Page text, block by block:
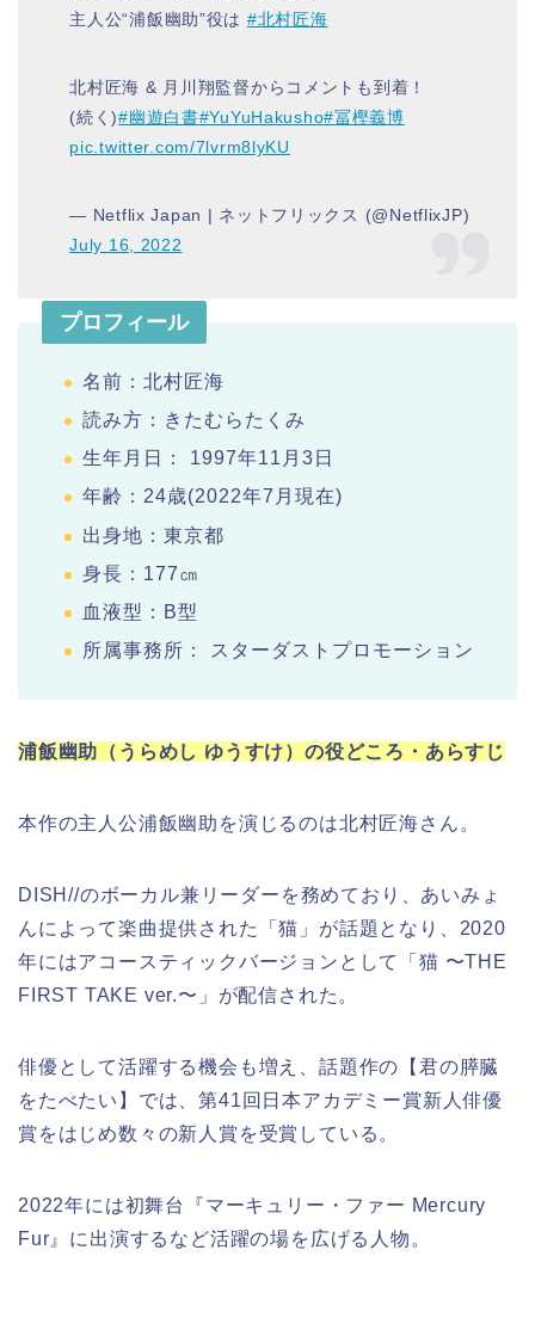
主人公“浦飯幽助”役は #北村匠海
北村匠海 & 月川翔監督からコメントも到着！
(続く)#幽遊白書#YuYuHakusho#冨樫義博
pic.twitter.com/7lvrm8lyKU
— Netflix Japan | ネットフリックス (@NetflixJP)
July 16, 2022
プロフィール
名前：北村匠海
読み方：きたむらたくみ
生年月日： 1997年11月3日
年齢：24歳(2022年7月現在)
出身地：東京都
身長：177㎝
血液型：B型
所属事務所： スターダストプロモーション
浦飯幽助（うらめし ゆうすけ）の役どころ・あらすじ
本作の主人公浦飯幽助を演じるのは北村匠海さん。
DISH//のボーカル兼リーダーを務めており、あいみょ
んによって楽曲提供された「猫」が話題となり、2020
年にはアコースティックバージョンとして「猫 〜THE
FIRST TAKE ver.〜」が配信された。
俳優として活躍する機会も増え、話題作の【君の膵臓
をたべたい】では、第41回日本アカデミー賞新人俳優
賞をはじめ数々の新人賞を受賞している。
2022年には初舞台『マーキュリー・ファー Mercury
Fur』に出演するなど活躍の場を広げる人物。